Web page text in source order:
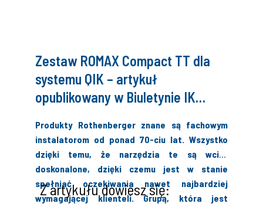
Zestaw ROMAX Compact TT dla
systemu QIK – artykuł
opublikowany w Biuletynie IK
Produkty Rothenberger znane są fachowym
instalatorom od ponad 70-ciu lat. Wszystko
dzięki temu, że narzędzia te są wciąż
doskonalone, dzięki czemu jest w stanie
spełniać oczekiwania nawet najbardziej
wymagającej klienteli. Grupą, która jest
Z artykułu dowiesz się: